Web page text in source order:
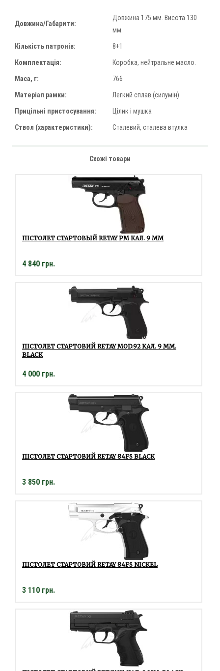
Довжина/Габарити:
Довжина 175 мм. Висота 130
мм.
Кількість патронів: 8+1
Комплектація: Коробка, нейтральне масло.
Маса, г: 766
Матеріал рамки: Легкий сплав (силумін)
Прицільні пристосування: Цілик і мушка
Ствол (характеристики): Сталевий, сталева втулка
Схожі товари
ПІСТОЛЕТ СТАРТОВЫЙ RETAY PM КАЛ. 9 ММ
4 840 грн.
ПІСТОЛЕТ СТАРТОВИЙ RETAY MOD.92 КАЛ. 9 ММ.
BLACK
4 000 грн.
ПІСТОЛЕТ СТАРТОВИЙ RETAY 84FS BLACK
3 850 грн.
ПІСТОЛЕТ СТАРТОВИЙ RETAY 84FS NICKEL
3 110 грн.